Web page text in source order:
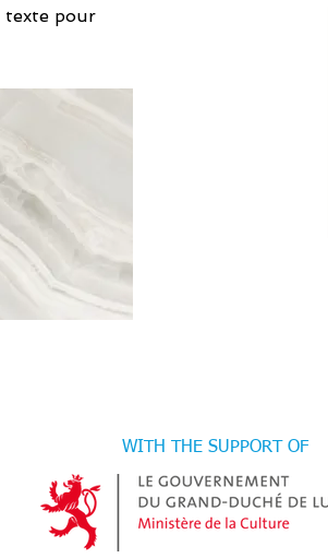
texte pour
WITH THE SUPPORT OF